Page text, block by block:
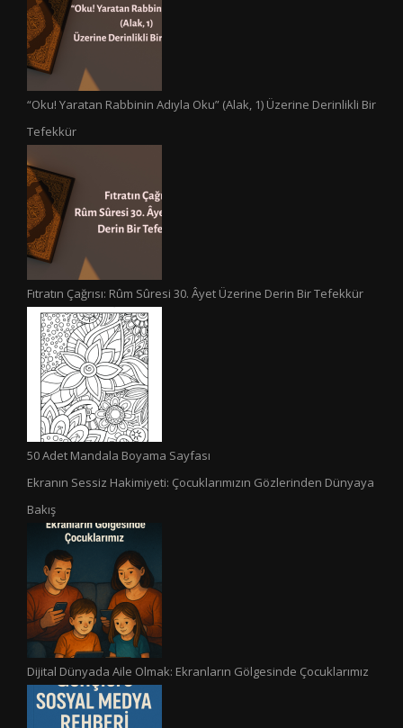
“Oku! Yaratan Rabbinin Adıyla Oku” (Alak, 1) Üzerine Derinlikli Bir
Tefekkür
Fıtratın Çağrısı: Rûm Sûresi 30. Âyet Üzerine Derin Bir Tefekkür
50 Adet Mandala Boyama Sayfası
Ekranın Sessiz Hakimiyeti: Çocuklarımızın Gözlerinden Dünyaya
Bakış
Dijital Dünyada Aile Olmak: Ekranların Gölgesinde Çocuklarımız